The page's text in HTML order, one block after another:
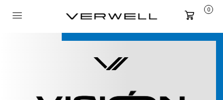
Carrito
0